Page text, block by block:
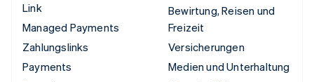
Link
Managed Payments
Zahlungslinks
Payments
Bewirtung, Reisen und
Freizeit
Versicherungen
Medien und Unterhaltung